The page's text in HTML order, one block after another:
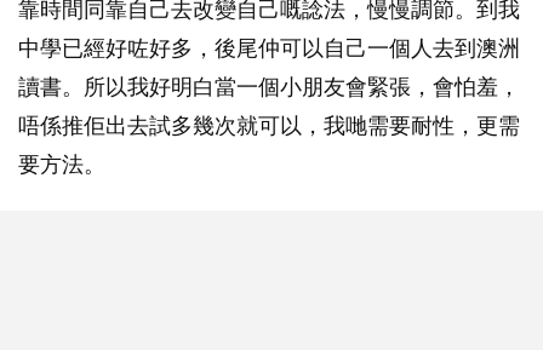
靠時間同靠自己去改變自己嘅諗法，慢慢調節。到我
中學已經好咗好多，後尾仲可以自己一個人去到澳洲
讀書。所以我好明白當一個小朋友會緊張，會怕羞，
唔係推佢出去試多幾次就可以，我哋需要耐性，更需
要方法。